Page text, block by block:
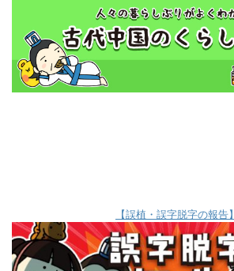
【誤植・誤字脱字の報告】